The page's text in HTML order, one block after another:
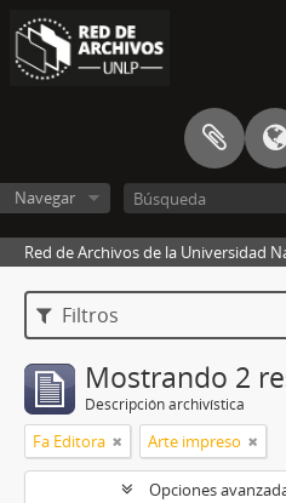
Navegar
Red de Archivos de la Universidad
Filtros
Mostrando 2
Descripción archivística
Fa Editora Arte impreso
Opciones